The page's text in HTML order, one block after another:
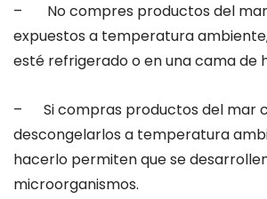
– No compres productos del mar
expuestos a temperatura
esté refrigerado o en una cama de
– Si compras productos del mar
descongelarlos a temperatura
hacerlo permiten que se
microorganismos.